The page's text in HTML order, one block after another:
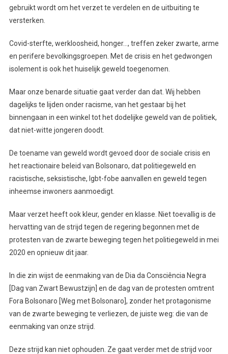
gebruikt wordt om het verzet te verdelen en de uitbuiting te
versterken.
Covid-sterfte, werkloosheid, honger…, treffen zeker zwarte, arme
en perifere bevolkingsgroepen. Met de crisis en het gedwongen
isolement is ook het huiselijk geweld toegenomen.
Maar onze benarde situatie gaat verder dan dat. Wij hebben
dagelijks te lijden onder racisme, van het gestaar bij het
binnengaan in een winkel tot het dodelijke geweld van de politiek,
dat niet-witte jongeren doodt.
De toename van geweld wordt gevoed door de sociale crisis en
het reactionaire beleid van Bolsonaro, dat politiegeweld en
racistische, seksistische, lgbt-fobe aanvallen en geweld tegen
inheemse inwoners aanmoedigt.
Maar verzet heeft ook kleur, gender en klasse. Niet toevallig is de
hervatting van de strijd tegen de regering begonnen met de
protesten van de zwarte beweging tegen het politiegeweld in mei
2020 en opnieuw dit jaar.
In die zin wijst de eenmaking van de Dia da Consciência Negra
[Dag van Zwart Bewustzijn] en de dag van de protesten omtrent
Fora Bolsonaro [Weg met Bolsonaro], zonder het protagonisme
van de zwarte beweging te verliezen, de juiste weg: die van de
eenmaking van onze strijd.
Deze strijd kan niet ophouden. Ze gaat verder met de strijd voor